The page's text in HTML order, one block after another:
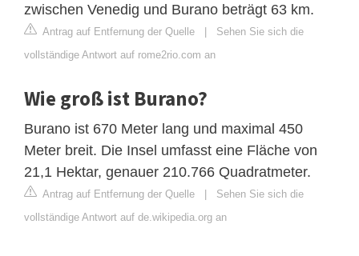
zwischen Venedig und Burano beträgt 63 km.
Antrag auf Entfernung der Quelle | Sehen Sie sich die
vollständige Antwort auf rome2rio.com an
Wie groß ist Burano?
Burano ist 670 Meter lang und maximal 450
Meter breit. Die Insel umfasst eine Fläche von
21,1 Hektar, genauer 210.766 Quadratmeter.
Antrag auf Entfernung der Quelle | Sehen Sie sich die
vollständige Antwort auf de.wikipedia.org an